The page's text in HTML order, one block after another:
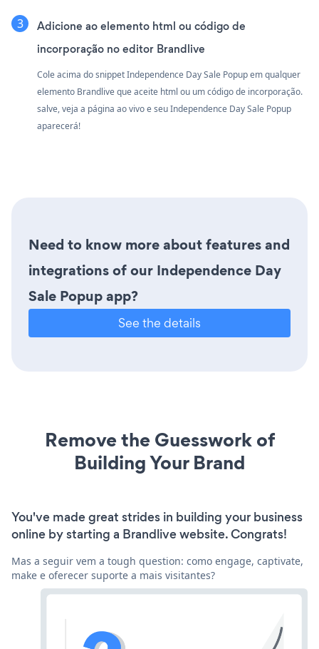
Adicione ao elemento html ou código de
incorporação no editor Brandlive
Cole acima do snippet Independence Day Sale Popup em qualquer
elemento Brandlive que aceite html ou um código de incorporação.
salve, veja a página ao vivo e seu Independence Day Sale Popup
aparecerá!
Need to know more about features and
integrations of our Independence Day
Sale Popup app?
See the details
Remove the Guesswork of
Building Your Brand
You've made great strides in building your business
online by starting a Brandlive website. Congrats!
Mas a seguir vem a tough question: como engage, captivate,
make e oferecer suporte a mais visitantes?